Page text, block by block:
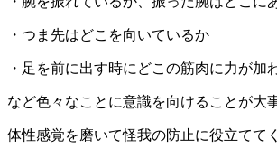
・つま先はどこを向いているか
・足を前に出す時にどこの筋肉に力が加
など色々なことに意識を向けることが大
体性感覚を磨いて怪我の防止に役立てて